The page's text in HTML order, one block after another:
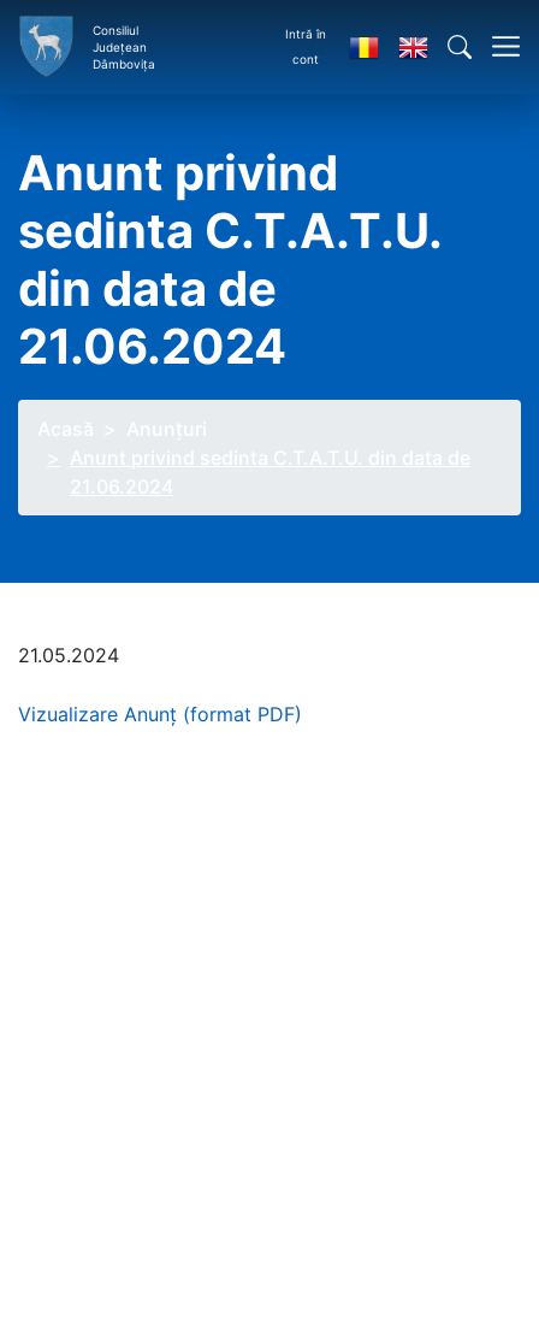
Consiliul
Județean
Dâmbovița
Intră în
cont
Anunt privind
sedinta C.T.A.T.U.
din data de
21.06.2024
21.05.2024
Vizualizare Anunț (format PDF)